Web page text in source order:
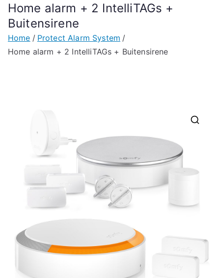
Home alarm + 2 IntelliTAGs +
Buitensirene
Home
Protect Alarm System
Home alarm + 2 IntelliTAGs + Buitensirene